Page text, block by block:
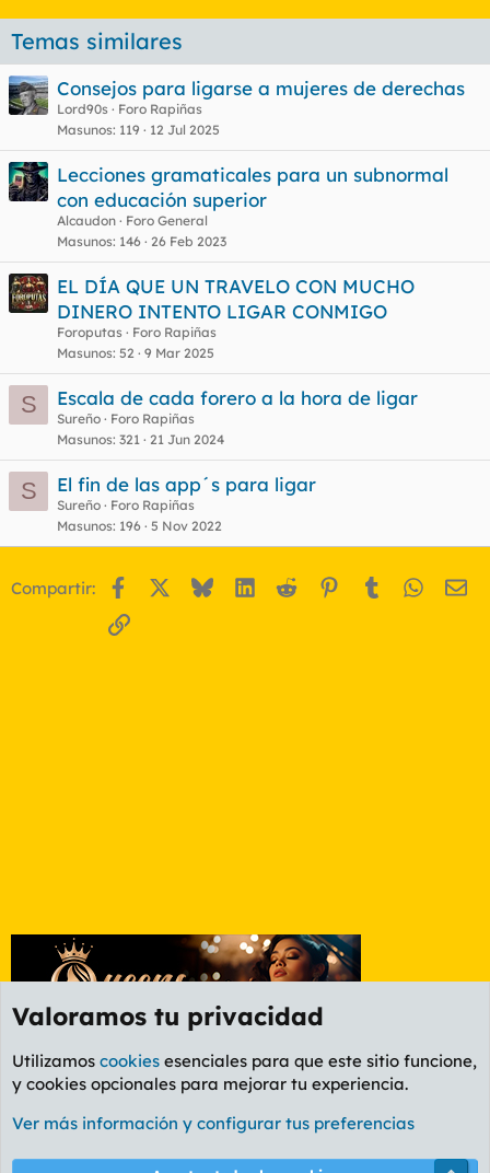
Temas similares
Consejos para ligarse a mujeres de derechas
Lord90s
Foro Rapiñas
Masunos 119 12 Jul 2025
Lecciones gramaticales para un subnormal
con educación superior
Alcaudon
Foro General
Masunos 146 26 Feb 2023
EL DÍA QUE UN TRAVELO CON MUCHO
DINERO INTENTO LIGAR CONMIGO
Foroputas
Foro Rapiñas
Masunos 52 9 Mar 2025
S Escala de cada forero a la hora de ligar
Sureño
Foro Rapiñas
Masunos 321 21 Jun 2024
S El fin de las app´s para ligar
Sureño
Foro Rapiñas
Masunos 196 5 Nov 2022
Compartir: Facebook BlueskyLinkedIn
Reddit Pinterest
Tumblr
Enlace
Foro General
Cookies
PL OLDSTYLE AMARILLO
Valoramos tu privacidad
Utilizamos cookies esenciales para que este sitio funcione,
y cookies opcionales para mejorar tu experiencia.
Ver más información y configurar tus preferencias